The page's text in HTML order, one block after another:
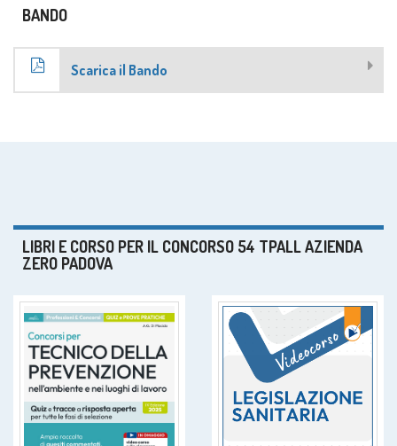
BANDO
Scarica il Bando
LIBRI E CORSO PER IL CONCORSO 54 TPALL AZIENDA
ZERO PADOVA